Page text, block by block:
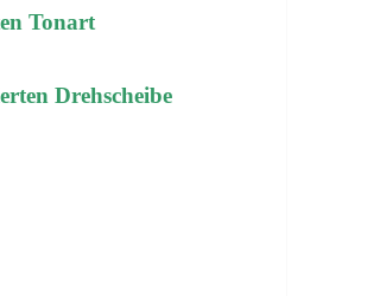
Tonart
Drehscheibe